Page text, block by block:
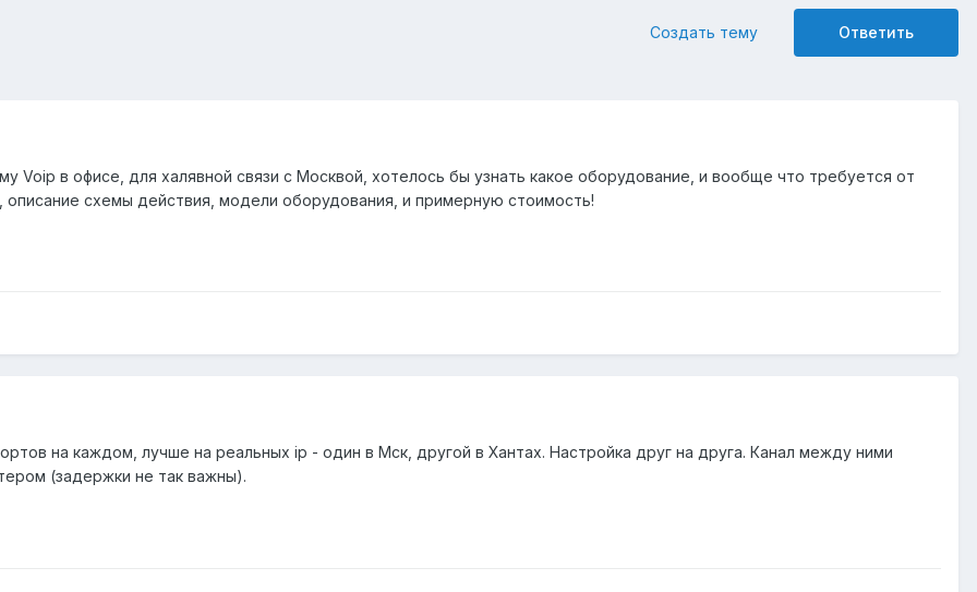
Ответить
Создать тему
Voip в офисе, для халявной связи с Москвой, хотелось бы узнать какое оборудование, и вообще что требуется от
описание схемы действия, модели оборудования, и примерную стоимость!
на каждом, лучше на реальных ip - один в Мск, другой в Хантах. Настройка друг на друга. Канал между ними
(задержки не так важны).